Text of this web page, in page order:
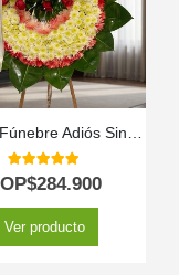
Corona Fúnebre Adiós Sincero
5.00out of 5
284.900
Ver producto